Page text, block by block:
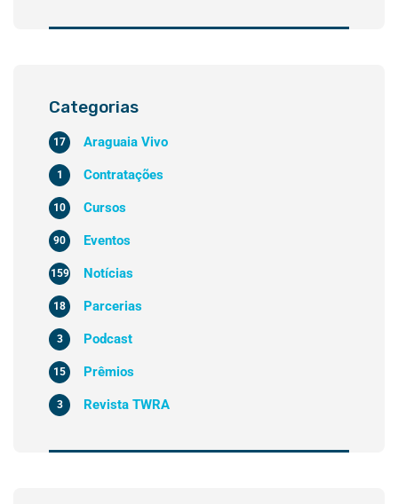
Categorias
Araguaia Vivo
17
Contratações
1
Cursos
10
Eventos
90
Notícias
159
Parcerias
18
Podcast
3
Prêmios
15
Revista TWRA
3